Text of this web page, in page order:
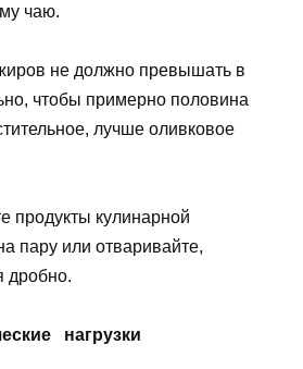
чаю.
не должно превышать в
чтобы примерно половина
лучше оливковое
продукты кулинарной
пару или отваривайте,
дробно.
нагрузки